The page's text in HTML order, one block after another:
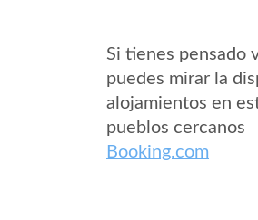
Si tienes pensado
puedes mirar la
alojamientos en
pueblos cercanos
Booking.com